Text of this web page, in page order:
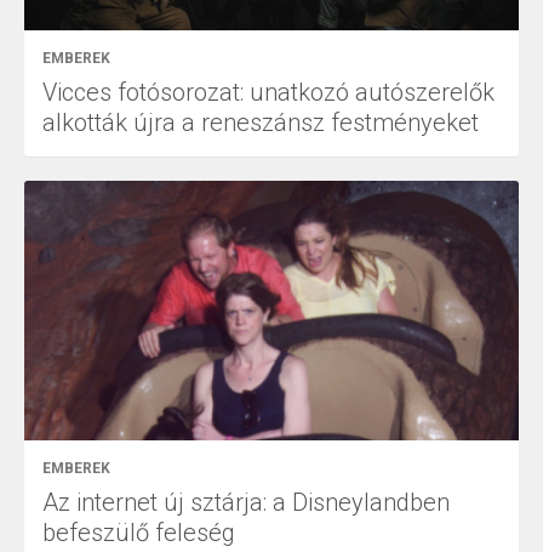
EMBEREK
Vicces fotósorozat: unatkozó autószerelők
alkották újra a reneszánsz festményeket
EMBEREK
Az internet új sztárja: a Disneylandben
befeszülő feleség